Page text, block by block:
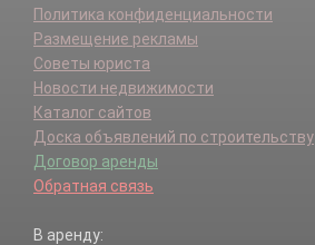
Политика конфиденциальности
Размещение рекламы
Советы юриста
Новости недвижимости
Каталог сайтов
Доска объявлений по строительству
Договор аренды
Обратная связь
В аренду: